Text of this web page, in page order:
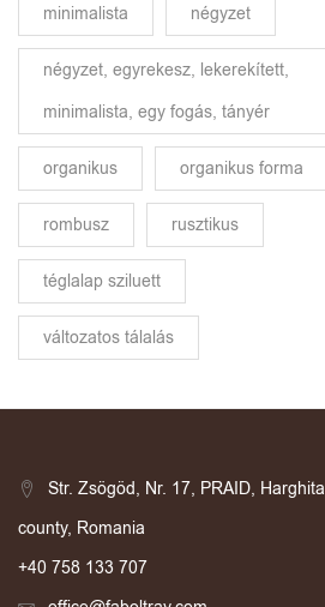
minimalista négyzet
négyzet, egyrekesz, lekerekített,
minimalista, egy fogás, tányér
organikus organikus forma
rombusz rusztikus
téglalap sziluett
változatos tálalás
Str. Zsögöd, Nr. 17, PRAID, Harghita
county, Romania
+40 758 133 707